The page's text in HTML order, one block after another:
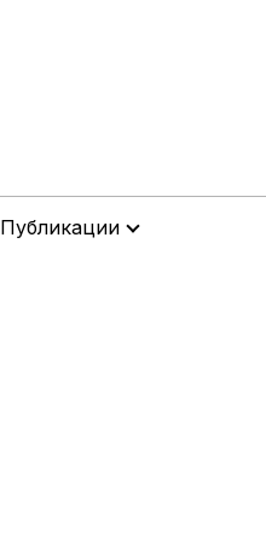
Публикации